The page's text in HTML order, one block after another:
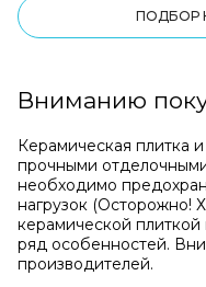
ПОДБОР
Вниманию
Керамическая плитка
прочными
необходимо
нагрузок (Осторожно!
керамической
ряд особенностей.
производителей.